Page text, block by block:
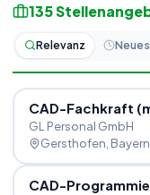
135
Relevanz
CAD-Fachkraft
GL Personal GmbH
Gersthofen , Bayern
CAD-